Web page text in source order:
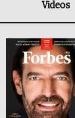
Videos